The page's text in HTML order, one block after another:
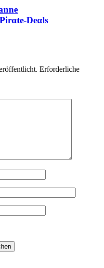
Dеαls
Erforderliche